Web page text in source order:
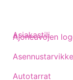
Ajoneuvojen
Autotarrat
Asiakastili